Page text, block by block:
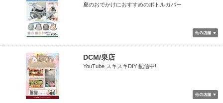
夏のおでかけにおすすめのボトルカバー
DCM/泉店
YouTube スキスキDIY 配信中!